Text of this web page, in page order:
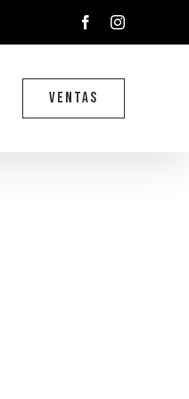
FacebookInstagram
VENTAS